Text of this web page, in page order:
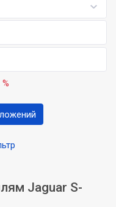
Jaguar S-